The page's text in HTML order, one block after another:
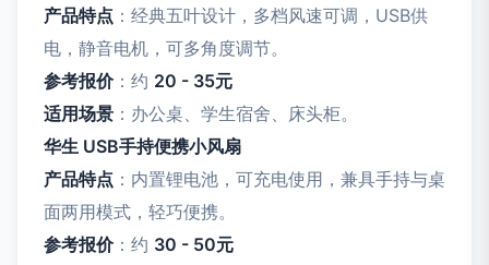
产品特点 ：经典五叶设计，多档风速可调，USB供
电，静音电机，可多角度调节。
参考报价：约 20 - 35元
适用场景 ：办公桌、学生宿舍、床头柜。
华生 USB手持便携小风扇
产品特点 ：内置锂电池，可充电使用，兼具手持与桌
面两用模式，轻巧便携。
参考报价：约 30 - 50元